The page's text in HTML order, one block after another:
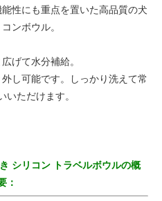
性にも重点を置いた高品質の犬
ンボウル。
げて水分補給。
し可能です。しっかり洗えて常
いただけます。
シリコン トラベルボウルの概
：